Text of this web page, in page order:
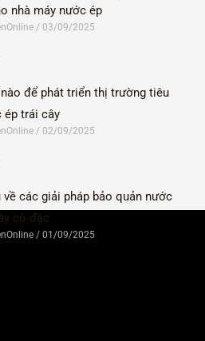
nhà máy nước ép
03/09/2025
để phát triển thị trường tiêu
ép trái cây
02/09/2025
về các giải pháp bảo quản nước
cô đặc
01/09/2025